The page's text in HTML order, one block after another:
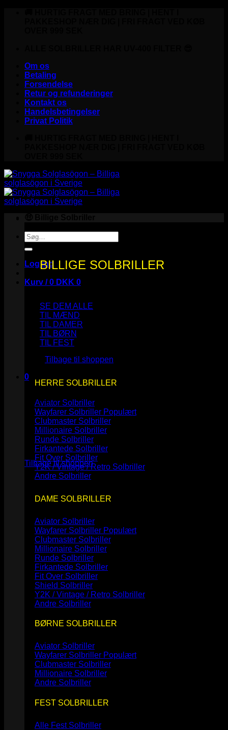
Om os
Betaling
Forsendelse
Retur og refunderinger
Kontakt os
Handelsbetingelser
Privat Politik
Søg
efter:
Log ind
Kurv /0 DKK 0
Ingen varer i kurven.
Tilbage til shoppen
0
Kurv
Ingen varer i kurven.
Tilbage til shoppen
BILLIGE SOLBRILLER
SE DEM ALLE
TIL MÆND
TIL DAMER
TIL BØRN
TIL FEST
HERRE SOLBRILLER
Aviator Solbriller
Wayfarer Solbriller
Clubmaster Solbriller
Millionaire Solbriller
Runde Solbriller
Firkantede Solbriller
Fit Over Solbriller
Y2K / Vintage / Retro Solbriller
Andre Solbriller
DAME SOLBRILLER
Aviator Solbriller
Wayfarer Solbriller
Clubmaster Solbriller
Millionaire Solbriller
Runde Solbriller
Firkantede Solbriller
Fit Over Solbriller
Shield Solbriller
Y2K / Vintage / Retro Solbriller
Andre Solbriller
BØRNE SOLBRILLER
Aviator Solbriller
Wayfarer Solbriller
Clubmaster Solbriller
Millionaire Solbriller
Andre Solbriller
FEST SOLBRILLER
Alle Fest Solbriller